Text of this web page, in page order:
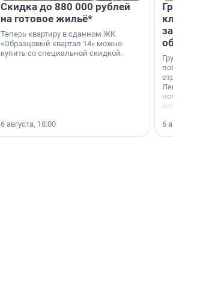
Скидка до 880 000 рублей
на готовое жильё*
Теперь квартиру в сданном ЖК
«Образцовый квартал 14» можно
купить со специальной скидкой.
6 августа, 18:00
Группа
области».
6